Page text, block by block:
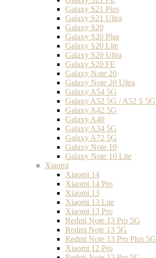
Galaxy S21 Plus
Galaxy S21 Ultra
Galaxy S20
Galaxy S20 Plus
Galaxy S20 Lite
Galaxy S20 Ultra
Galaxy S20 FE
Galaxy Note 20
Galaxy Note 20 Ultra
Galaxy A54 5G
Galaxy A52 5G / A52 S 5G
Galaxy A42 5G
Galaxy A40
Galaxy A34 5G
Galaxy A72 5G
Galaxy Note 10
Galaxy Note 10 Lite
Xiaomi
Xiaomi 14
Xiaomi 14 Pro
Xiaomi 13
Xiaomi 13 Lite
Xiaomi 13 Pro
Redmi Note 13 Pro 5G
Redmi Note 13 5G
Redmi Note 13 Pro Plus 5G
Xiaomi 12 Pro